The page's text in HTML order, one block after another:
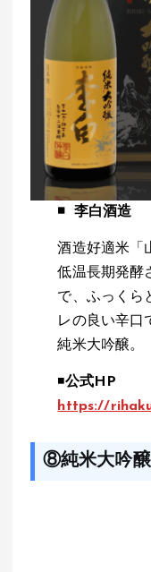
◾️ 李白酒造
酒造好適米「
低温長期発酵
で、ふっくら
レの良い辛口
純米大吟醸。
◾️公式HP
https://
⑧純米大吟